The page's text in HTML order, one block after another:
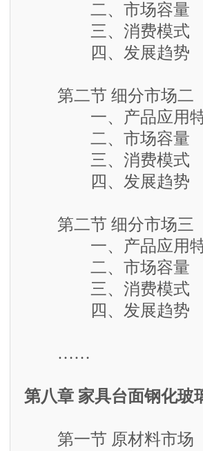
二、市场容量
三、消费模式
四、发展趋势
第二节 细分市场二
一、产品应用特
二、市场容量
三、消费模式
四、发展趋势
第二节 细分市场三
一、产品应用特
二、市场容量
三、消费模式
四、发展趋势
……
第八章 家具台面钢化玻
第一节 原材料市场